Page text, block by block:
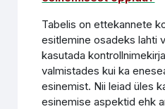
Tabelis on ettekannete
esitlemine osadeks lahti
kasutada
valmistades kui ka
esinemist. Nii leiad üles
esinemise aspektid ehk